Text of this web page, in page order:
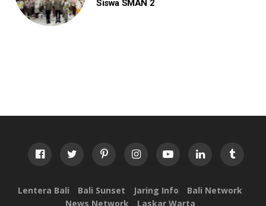
Siswa SMAN 2
Lentera Bali Bali Sunset Jaring Info
Bali Network
News Network
Laskar Warta